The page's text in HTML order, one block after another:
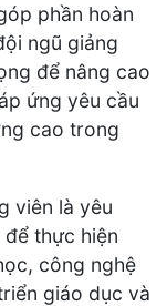
phần hoàn
ngũ giảng
để nâng cao
ứng yêu cầu
cao trong
viên là yêu
thực hiện
công nghệ
giáo dục và